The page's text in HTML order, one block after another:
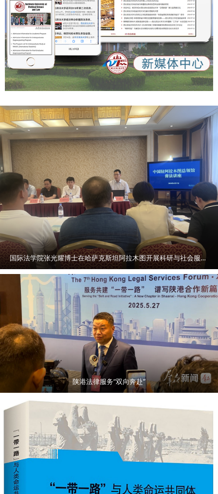
国际法学院张光耀博士在哈萨克斯坦阿拉木图开展科研与社会服务活动
陕港法律服务“双向奔赴”